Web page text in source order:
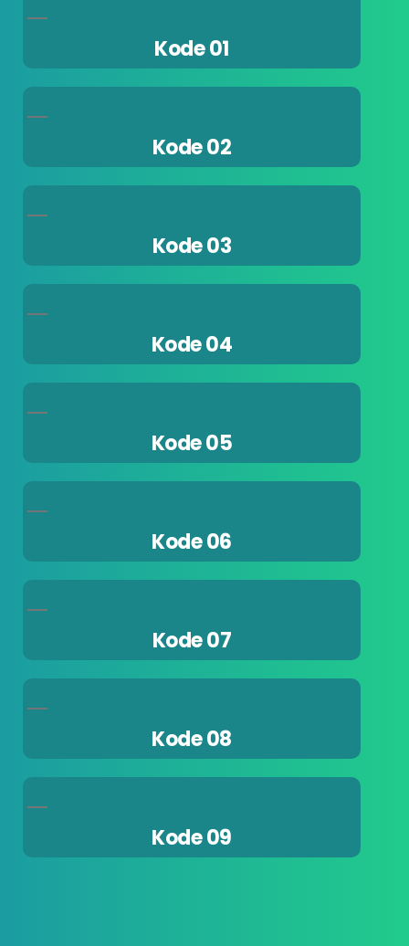
Kode 01
Kode 02
Kode 03
Kode 04
Kode 05
Kode 06
Kode 07
Kode 08
Kode 09